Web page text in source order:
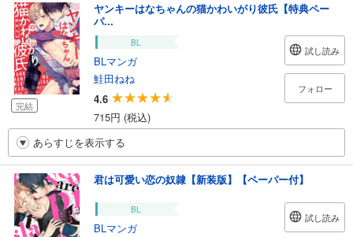
完結
ヤンキーはなちゃんの猫かわいがり彼氏【特典ペー
パ...
BL
BLマンガ
鮭田ねね
4.6
715円 (税込)
試し読み
フォロー
あらすじを表示する
君は可愛い恋の奴隷【新装版】【ペーパー付】
BL
BLマンガ
試し読み